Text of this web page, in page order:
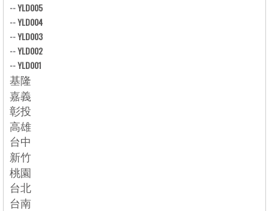
--YLD005
--YLD004
--YLD003
--YLD002
--YLD001
基隆
嘉義
彰投
高雄
台中
新竹
桃園
台北
台南